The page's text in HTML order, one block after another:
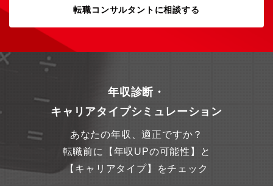
転職コンサルタントに相談する
年収診断・
キャリアタイプシミュレーション
あなたの年収、適正ですか？
転職前に【年収UPの可能性】と
【キャリアタイプ】をチェック